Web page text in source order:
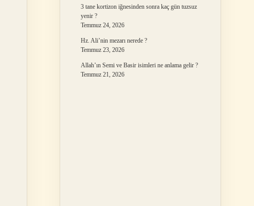
3 tane kortizon iğnesinden sonra kaç gün tuzsuz
yenir ?
Temmuz 24, 2026
Hz. Ali’nin mezarı nerede ?
Temmuz 23, 2026
Allah’ın Semi ve Basir isimleri ne anlama gelir ?
Temmuz 21, 2026